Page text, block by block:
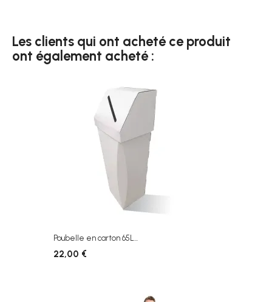
Les clients qui ont acheté ce produit
ont également acheté :
Poubelle en carton 65L...
22,00 €